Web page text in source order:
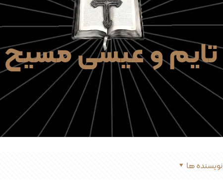
تایم و عیسی مسیح
نویسنده ها